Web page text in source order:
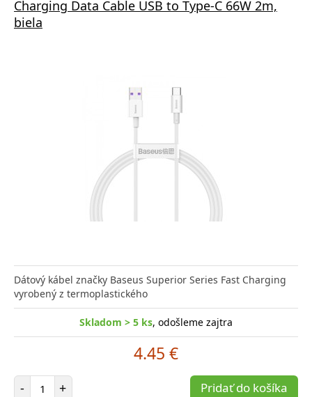
Charging Data Cable USB to Type-C 66W 2m,
biela
Dátový kábel značky Baseus Superior Series Fast Charging
vyrobený z termoplastického
Skladom > 5 ks, odošleme zajtra
4.45 €
- Počet položiek
+ Pridať do košíka